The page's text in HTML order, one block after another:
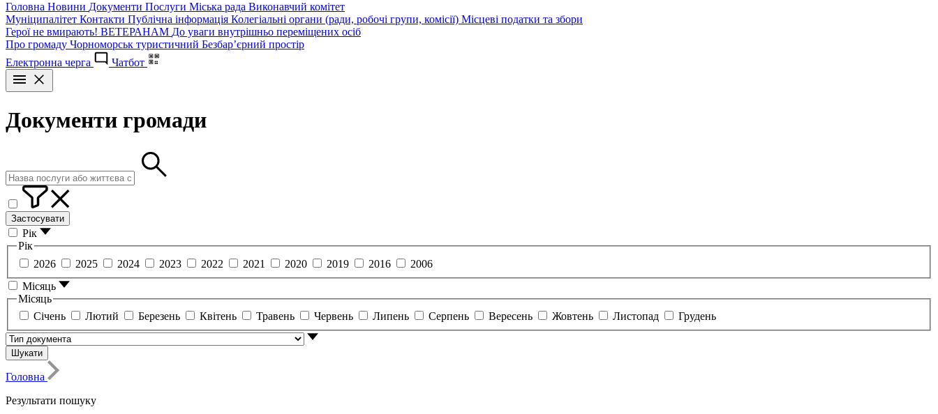
Головна Новини Документи Послуги Міська рада Виконавчий комітет
Муніципалітет Контакти Публічна інформація Колегіальні органи (ради, робочі групи, комісії) Місцеві податки та збори
Герої не вмирають! ВЕТЕРАНАМ До уваги внутрішньо переміщених осіб
Про громаду Чорноморськ туристичний Безбар’єрний простір
Електронна черга
Чатбот
Документи громади
Застосувати
Рік
Рік
2026
2025 2024 2023 2022 2021 2020 2019 2016
2006
Місяць
Місяць
Січень
Лютий Березень Квітень Травень Червень Липень Серпень Вересень Жовтень Листопад Грудень
Шукати
Головна
Результати пошуку